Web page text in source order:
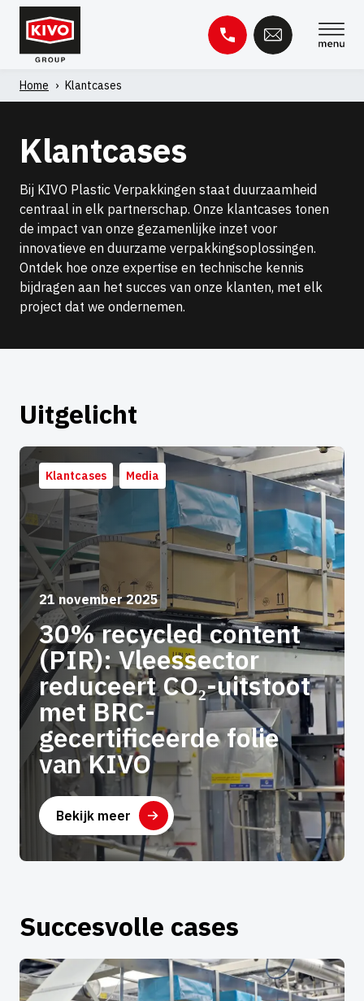
Overslaan
Zoeken
Kennisbank Contact
Home › Klantcases
Klantcases
Bij KIVO Plastic Verpakkingen staat duurzaamheid
centraal in elk partnerschap. Onze klantcases tonen
de impact van onze gezamenlijke inzet voor
innovatieve en duurzame verpakkingsoplossingen.
Ontdek hoe onze expertise en technische kennis
bijdragen aan het succes van onze klanten, met elk
project dat we ondernemen.
Uitgelicht
Klantcases Media
21 november 2025
30% recycled content
(PIR): Vleessector
reduceert CO₂-uitstoot
met BRC-
gecertificeerde folie
van KIVO
Bekijk meer
Succesvolle cases